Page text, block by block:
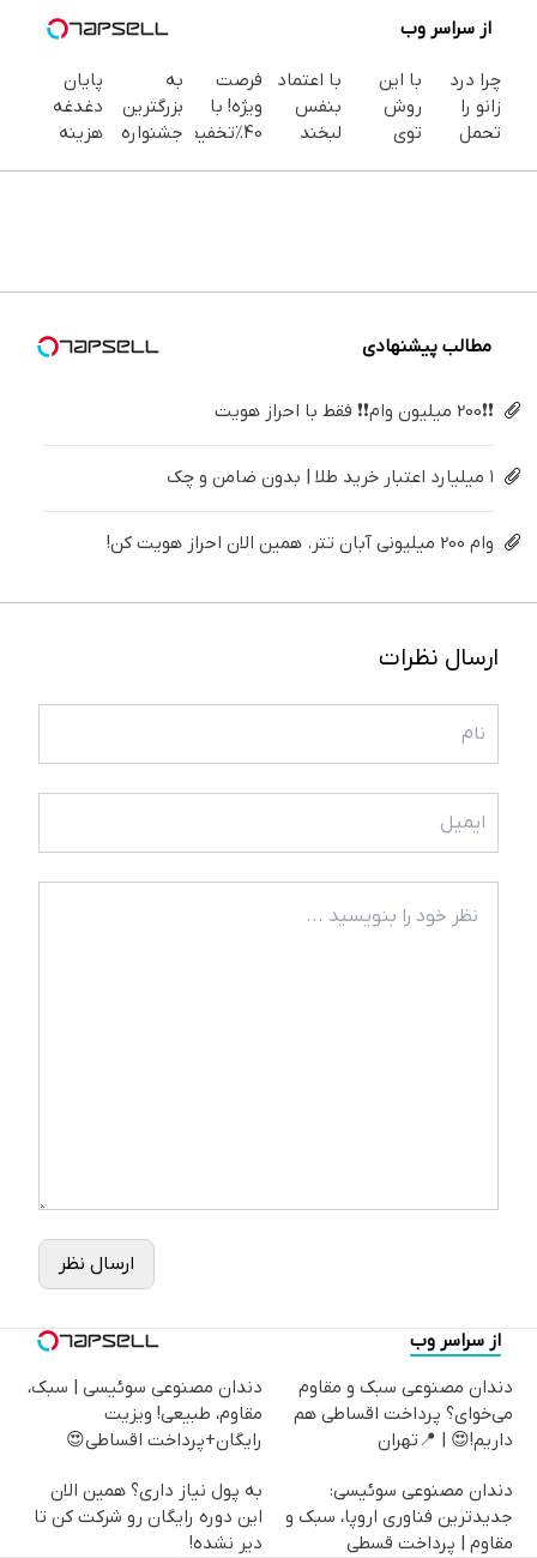
از سراسر وب
چرا درد
زانو را
تحمل
کن
با این
روش
توی
با اعتماد
بنفس
لبخند
فرصت
ویژه! با
40٪تخفیف
به
بزرگترین
جشنواره
پایان
دغدغه
هزینه
کننده
مطالب پیشنهادی
❗❗200 میلیون وام❗❗ فقط با احراز هویت
۱ میلیارد اعتبار خرید طلا | بدون ضامن و چک
وام 200 میلیونی آبان تتر. همین الان احراز هویت کن!
ارسال نظرات
ارسال نظر
از سراسر وب
دندان مصنوعی سبک و مقاوم
می‌خوای؟ پرداخت اقساطی هم
داریم!😍 | 📍تهران
دندان مصنوعی سوئیسی | سبک،
مقاوم، طبیعی! ویزیت
رایگان+پرداخت اقساطی😍
دندان مصنوعی سوئیسی:
جدیدترین فناوری اروپا، سبک و
مقاوم | پرداخت قسطی
به پول نیاز داری؟ همین الان
این دوره رایگان رو شرکت کن تا
دیر نشده!